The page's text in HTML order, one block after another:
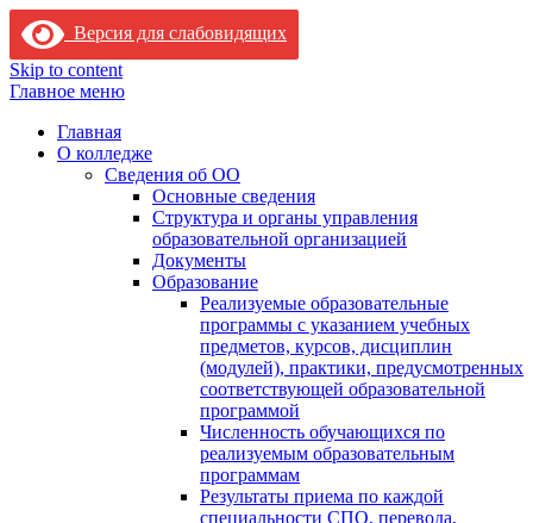
Версия для слабовидящих
Skip to content
Главное меню
Главная
О колледже
Сведения об ОО
Основные сведения
Структура и органы управления
образовательной организацией
Документы
Образование
Реализуемые образовательные
программы с указанием учебных
предметов, курсов, дисциплин
(модулей), практики, предусмотренных
соответствующей образовательной
программой
Численность обучающихся по
реализуемым образовательным
программам
Результаты приема по каждой
специальности СПО, перевода,